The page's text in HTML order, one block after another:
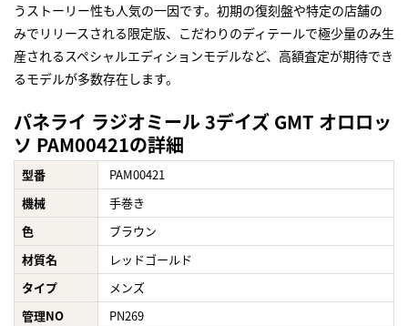
うストーリー性も人気の一因です。初期の復刻盤や特定の店舗の
みでリリースされる限定版、こだわりのディテールで極少量のみ生
産されるスペシャルエディションモデルなど、高額査定が期待でき
るモデルが多数存在します。
パネライ ラジオミール 3デイズ GMT オロロッ
ソ PAM00421の詳細
型番
PAM00421
機械
手巻き
色
ブラウン
材質名
レッドゴールド
タイプ
メンズ
管理NO
PN269